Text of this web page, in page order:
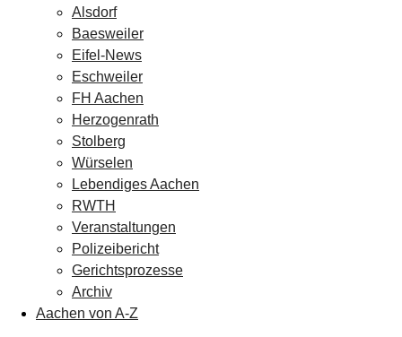
Alsdorf
Baesweiler
Eifel-News
Eschweiler
FH Aachen
Herzogenrath
Stolberg
Würselen
Lebendiges Aachen
RWTH
Veranstaltungen
Polizeibericht
Gerichtsprozesse
Archiv
Aachen von A-Z